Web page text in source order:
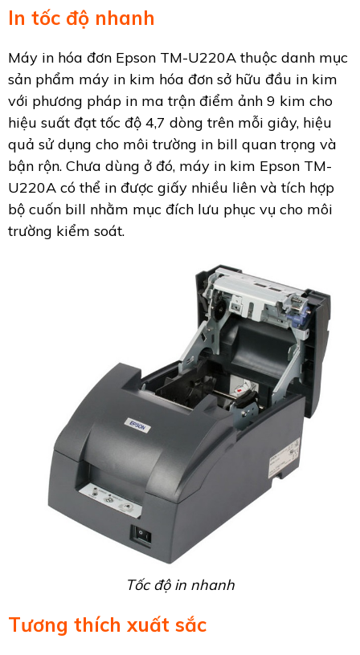
In tốc độ nhanh
Máy in hóa đơn Epson TM-U220A thuộc danh mục
sản phẩm máy in kim hóa đơn sở hữu đầu in kim
với phương pháp in ma trận điểm ảnh 9 kim cho
hiệu suất đạt tốc độ 4,7 dòng trên mỗi giây, hiệu
quả sử dụng cho môi trường in bill quan trọng và
bận rộn. Chưa dùng ở đó, máy in kim Epson TM-
U220A có thể in được giấy nhiều liên và tích hợp
bộ cuốn bill nhằm mục đích lưu phục vụ cho môi
trường kiểm soát.
Tốc độ in nhanh
Tương thích xuất sắc